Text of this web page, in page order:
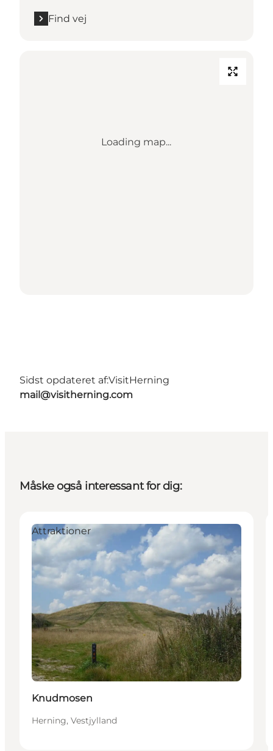
Find vej
Loading map...
Sidst opdateret af:VisitHerning
mail@visitherning.com
Måske også interessant for dig:
Attraktioner
Knudmosen
Herning, Vestjylland